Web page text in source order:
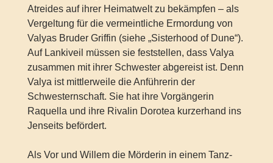
Atreides auf ihrer Heimatwelt zu bekämpfen – als
Vergeltung für die vermeintliche Ermordung von
Valyas Bruder Griffin (siehe „Sisterhood of Dune“).
Auf Lankiveil müssen sie feststellen, dass Valya
zusammen mit ihrer Schwester abgereist ist. Denn
Valya ist mittlerweile die Anführerin der
Schwesternschaft. Sie hat ihre Vorgängerin
Raquella und ihre Rivalin Dorotea kurzerhand ins
Jenseits befördert.
Als Vor und Willem die Mörderin in einem Tanz-